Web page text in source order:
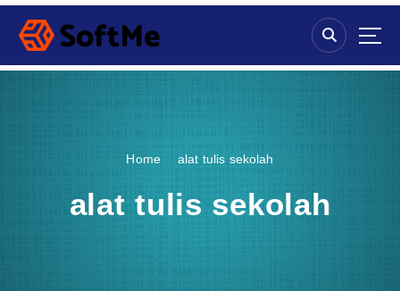
S
p
Home alat tulis sekolah
alat tulis sekolah